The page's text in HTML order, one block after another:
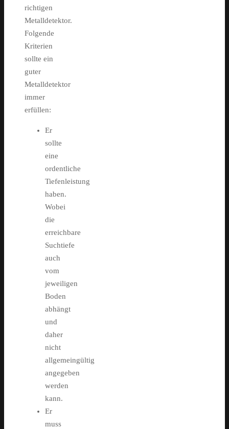
richtigen
Metalldetektor.
Folgende
Kriterien
sollte ein
guter
Metalldetektor
immer
erfüllen:
Er
sollte
eine
ordentliche
Tiefenleistung
haben.
Wobei
die
erreichbare
Suchtiefe
auch
vom
jeweiligen
Boden
abhängt
und
daher
nicht
allgemeingültig
angegeben
werden
kann.
Er
muss